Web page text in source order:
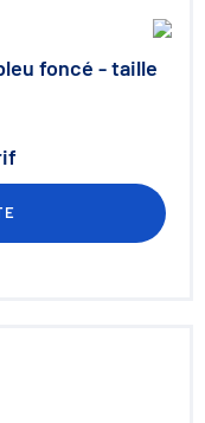
foncé - taille